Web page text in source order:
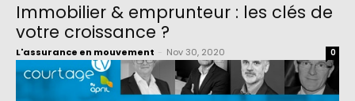
Immobilier & emprunteur : les clés de
votre croissance ?
L'assurance en mouvement Nov 30, 2020 0